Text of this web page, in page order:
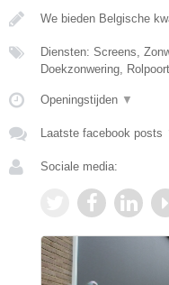
We bieden Belgische
Diensten: Screens,
Doekzonwering,
Openingstijden ▼
Laatste facebook posts
Sociale media: